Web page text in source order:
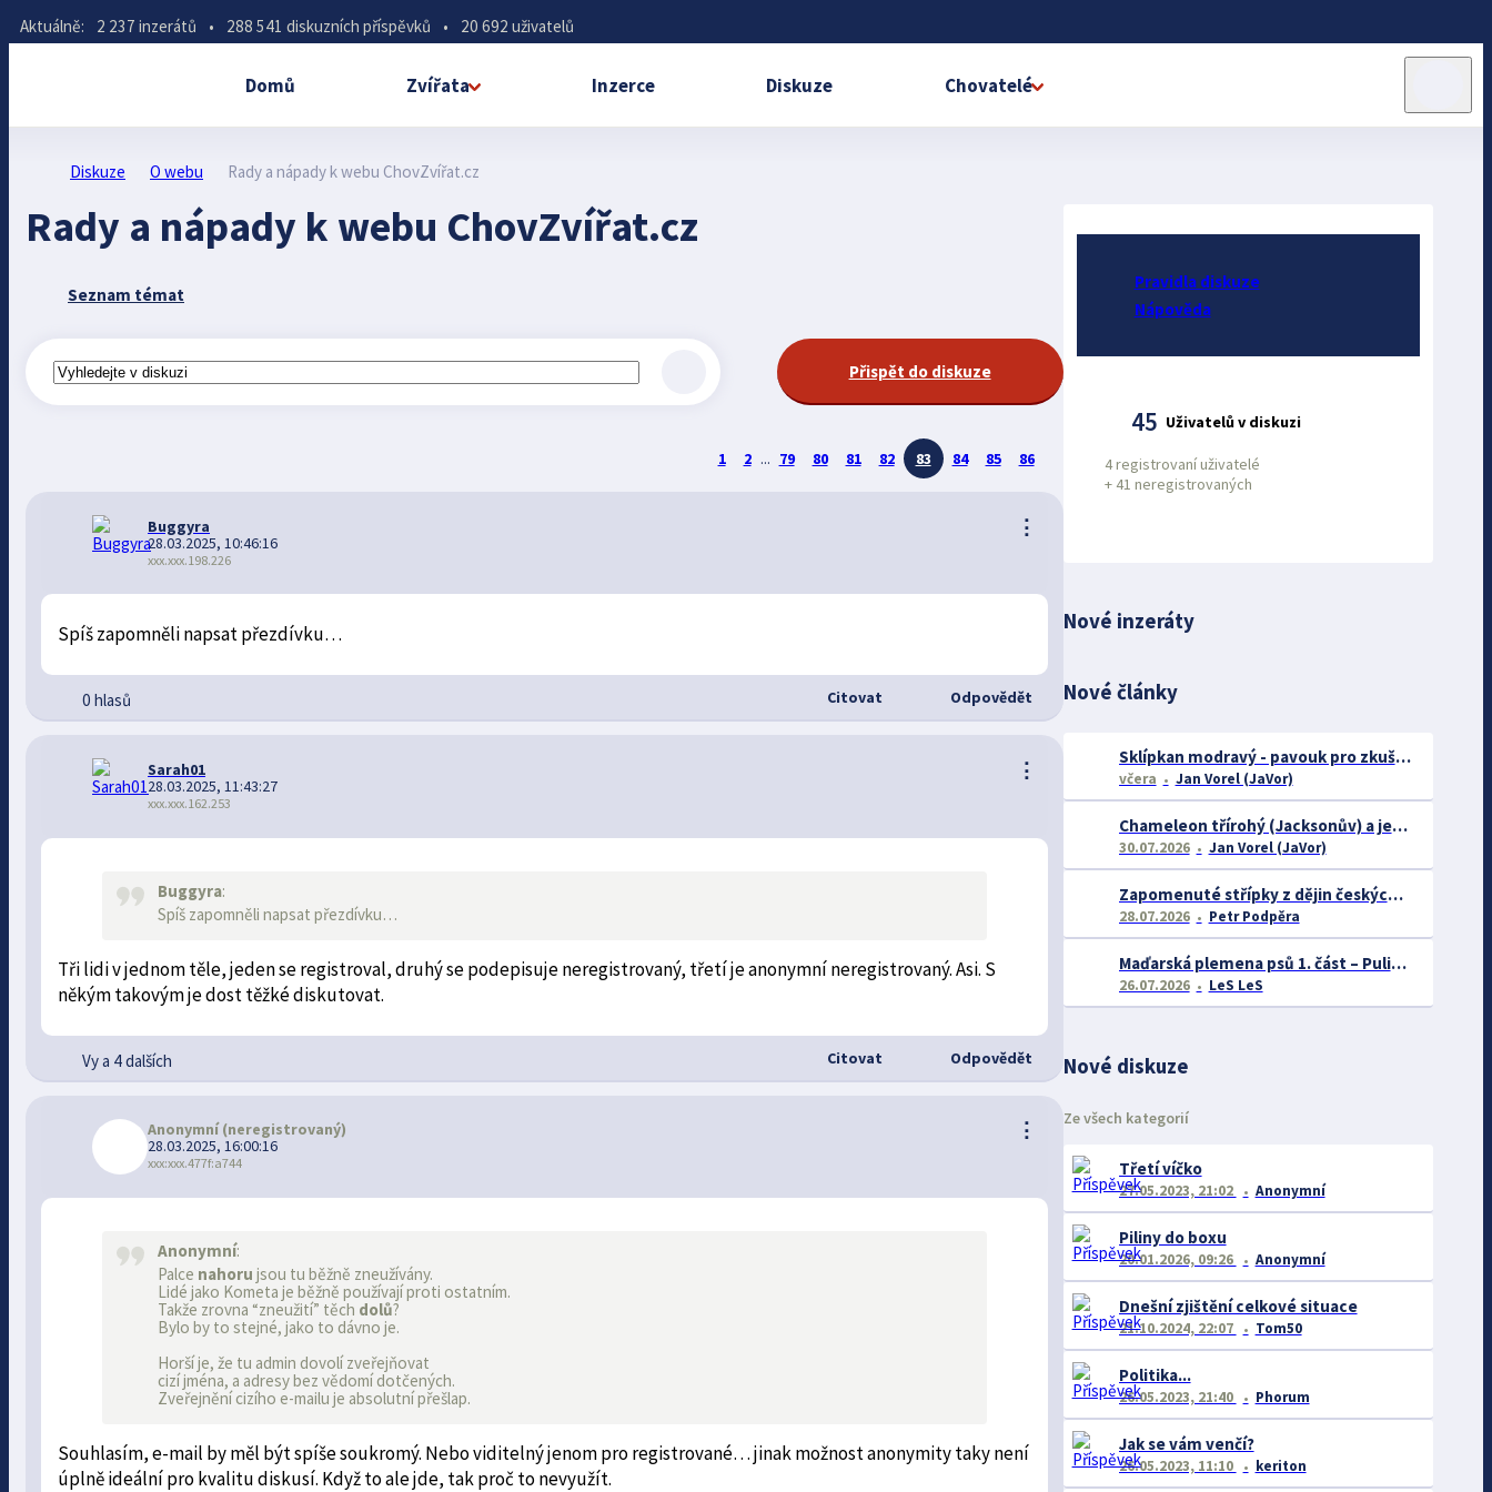
Aktuálně: 2 237 inzerátů • 288 541 diskuzních příspěvků • 20 692 uživatelů
Domů Zvířata Inzerce Diskuze Chovatelé
Diskuze O webu Rady a nápady k webu ChovZvířat.cz
Rady a nápady k webu ChovZvířat.cz
Seznam témat
Přispět do diskuze
1 2 ... 79 80 81 82 83 84 85 86
⋮
Buggyra
28.03.2025, 10:46:16
xxx.xxx.198.226
Spíš zapomněli napsat přezdívku…
0 hlasů Citovat Odpovědět
⋮
Sarah01
28.03.2025, 11:43:27
xxx.xxx.162.253
Buggyra:
Spíš zapomněli napsat přezdívku…
Tři lidi v jednom těle, jeden se registroval, druhý se podepisuje neregistrovaný, třetí je anonymní neregistrovaný. Asi. S
někým takovým je dost těžké diskutovat.
Vy a 4 dalších Citovat Odpovědět
⋮
Anonymní(neregistrovaný)
28.03.2025, 16:00:16
xxx:xxx.477f:a744
Anonymní:
Palce nahoru jsou tu běžně zneužívány.
Lidé jako Kometa je běžně používají proti ostatním.
Takže zrovna “zneužití” těch dolů?
Bylo by to stejné, jako to dávno je.
Horší je, že tu admin dovolí zveřejňovat
cizí jména, a adresy bez vědomí dotčených.
Zveřejnění cizího e-mailu je absolutní přešlap.
Souhlasím, e-mail by měl být spíše soukromý. Nebo viditelný jenom pro registrované… jinak možnost anonymity taky není
úplně ideální pro kvalitu diskusí. Když to ale jde, tak proč to nevyužít.
Pravidla diskuze
Nápověda
45 Uživatelů v diskuzi
4 registrovaní uživatelé
+ 41 neregistrovaných
Nové inzeráty
Nové články
Sklípkan modravý - pavouk pro zkušené chovatele
včera Jan Vorel (JaVor)
Chameleon třírohý (Jacksonův) a jeho chov
30.07.2026 Jan Vorel (JaVor)
Zapomenuté střípky z dějin českých exotářů - 3.část
28.07.2026 Petr Podpěra
Maďarská plemena psů 1. část – Puli, Komondor
26.07.2026 LeS LeS
Nové diskuze
Ze všech kategorií
Třetí víčko
27.05.2023, 21:02 Anonymní
Piliny do boxu
20.01.2026, 09:26 Anonymní
Dnešní zjištění celkové situace
21.10.2024, 22:07 Tom50
Politika...
26.05.2023, 21:40 Phorum
Jak se vám venčí?
26.05.2023, 11:10 keriton